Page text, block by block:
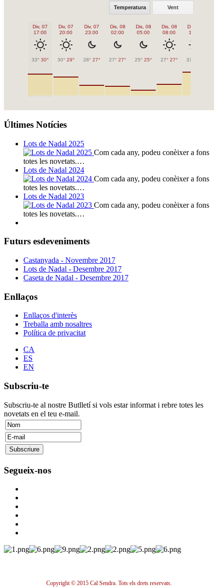
Temperatura Vent
Div, 07
17:00
33° 30°
Div, 07
20:00
30° 29°
Div, 07
23:00
28° 27°
Dis, 08
02:00
27° 27°
Dis, 08
05:00
25° 25°
Dis, 08
08:00
27° 27°
Dis, 08
11:00
31°
Últimes Notícies
Lots de Nadal 2025
Com cada any, podeu conèixer a fons
totes les novetats.…
Lots de Nadal 2024
Com cada any, podeu conèixer a fons
totes les novetats.…
Lots de Nadal 2023
Com cada any, podeu conèixer a fons
totes les novetats.…
Futurs esdeveniments
Castanyada - Novembre 2017
Lots de Nadal - Desembre 2017
Caseta de Nadal - Desembre 2017
Enllaços
Enllaços d'interès
Treballa amb nosaltres
Política de privacitat
CA
ES
EN
Subscriu-te
Subscriu-te al nostre Butlletí si vols estar informat i rebre totes les
novetats en el teu e-mail.
Segueix-nos
Copyright © 2015 Cal Sendra. Tots els drets reservats.